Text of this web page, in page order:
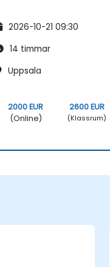
2026-10-21 09:30
14 timmar
Uppsala
2000 EUR
(Online)
2600 EUR
(Klassrum)